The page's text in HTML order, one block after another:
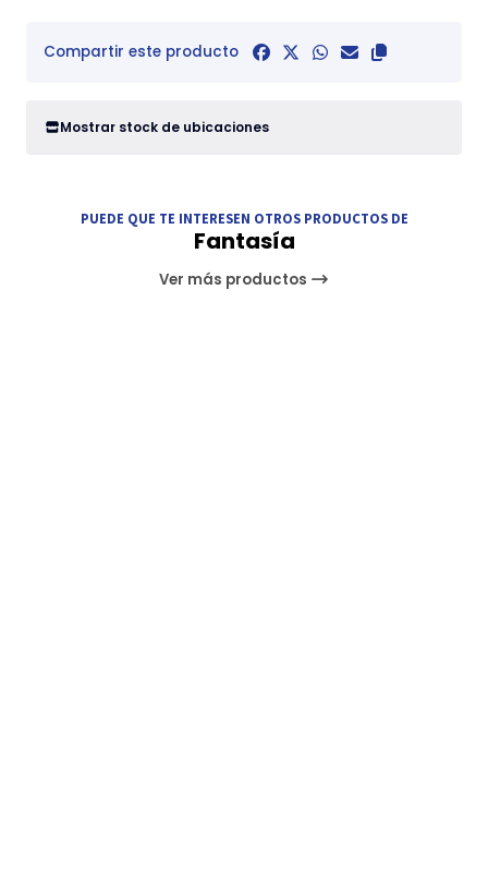
Compartir este producto
Mostrar stock de ubicaciones
PUEDE QUE TE INTERESEN OTROS PRODUCTOS DE
Fantasía
Ver más productos